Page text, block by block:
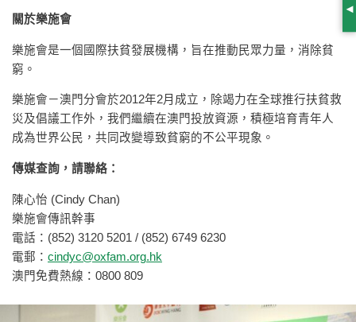
關於樂施會
樂施會是一個國際扶貧發展機構，旨在推動民眾力量，消除貧
窮。
樂施會－澳門分會於2012年2月成立，除竭力在全球推行扶貧救
災及倡議工作外，我們繼續在澳門投放資源，積極培育青年人
成為世界公民，共同改變導致貧窮的不公平現象。
傳媒查詢，請聯絡：
陳心怡 (Cindy Chan)
樂施會傳訊幹事
電話：(852) 3120 5201 / (852) 6749 6230
電郵： cindyc@oxfam.org.hk
澳門免費熱線：0800 809